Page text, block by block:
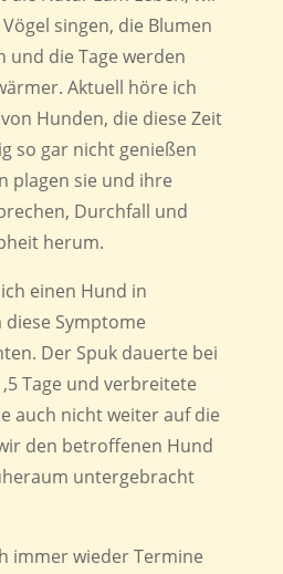
singen, die Blumen
und die Tage werden
Aktuell höre ich
Hunden, die diese Zeit
so gar nicht genießen
plagen sie und ihre
Durchfall und
herum.
einen Hund in
Symptome
Der Spuk dauerte bei
Tage und verbreitete
auch nicht weiter auf die
den betroffenen Hund
untergebracht
immer wieder Termine